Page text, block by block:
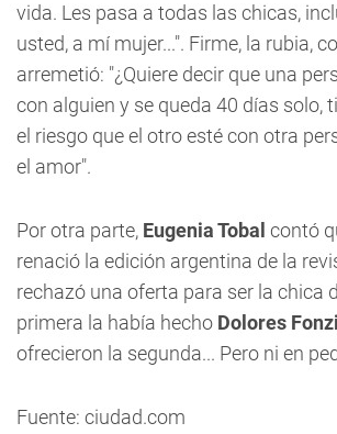
vida. Les pasa a todas las chicas,
usted, a mí mujer...". Firme, la rubia,
arremetió: "¿Quiere decir que una
con alguien y se queda 40 días solo,
el riesgo que el otro esté con otra
el amor".
Por otra parte, Eugenia Tobal contó
renació la edición argentina de la
rechazó una oferta para ser la chica
primera la había hecho Dolores Fonzi
ofrecieron la segunda... Pero ni en
Fuente: ciudad.com